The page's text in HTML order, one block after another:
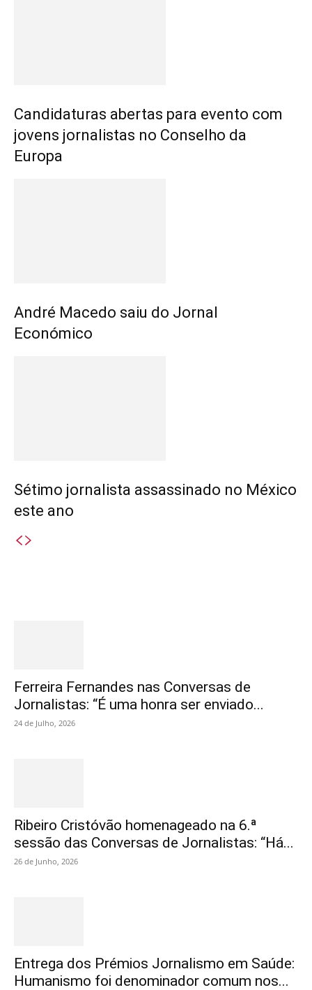
Candidaturas abertas para evento com
jovens jornalistas no Conselho da
Europa
André Macedo saiu do Jornal
Económico
Sétimo jornalista assassinado no México
este ano
Ferreira Fernandes nas Conversas de
Jornalistas: “É uma honra ser enviado...
24 de Julho, 2026
Ribeiro Cristóvão homenageado na 6.ª
sessão das Conversas de Jornalistas: “Há...
26 de Junho, 2026
Entrega dos Prémios Jornalismo em Saúde:
Humanismo foi denominador comum nos...